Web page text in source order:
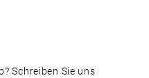
Schreiben Sie uns